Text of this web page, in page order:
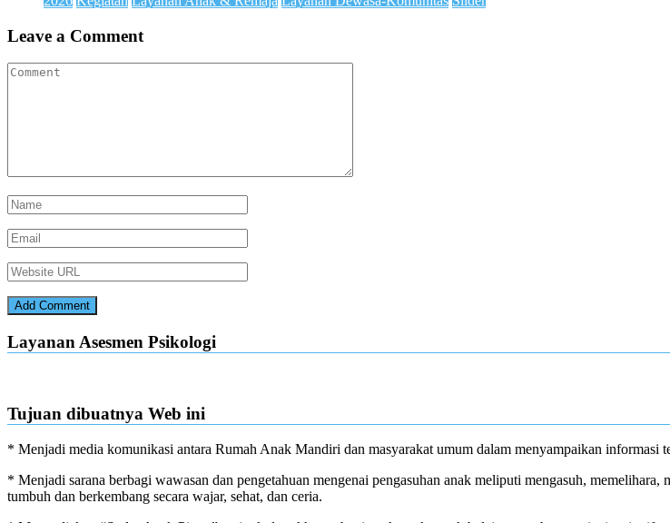
Leave a Comment
Layanan Asesmen Psikologi
Tujuan dibuatnya Web ini
* Menjadi media komunikasi antara Rumah Anak Mandiri dan masyarakat umum dalam menyampaikan informasi
* Menjadi sarana berbagi wawasan dan pengetahuan mengenai pengasuhan anak meliputi mengasuh,
tumbuh dan berkembang secara wajar, sehat, dan ceria.